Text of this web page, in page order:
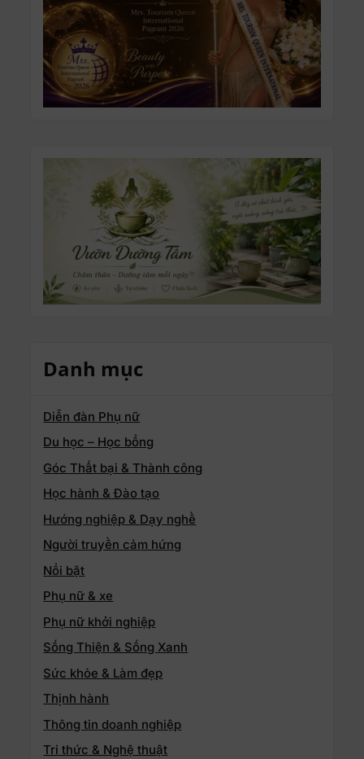
Danh mục
Diễn đàn Phụ nữ
Du học – Học bổng
Góc Thất bại & Thành công
Học hành & Đào tạo
Hướng nghiệp & Dạy nghề
Người truyền cảm hứng
Nổi bật
Phụ nữ & xe
Phụ nữ khởi nghiệp
Sống Thiện & Sống Xanh
Sức khỏe & Làm đẹp
Thịnh hành
Thông tin doanh nghiệp
Tri thức & Nghệ thuật